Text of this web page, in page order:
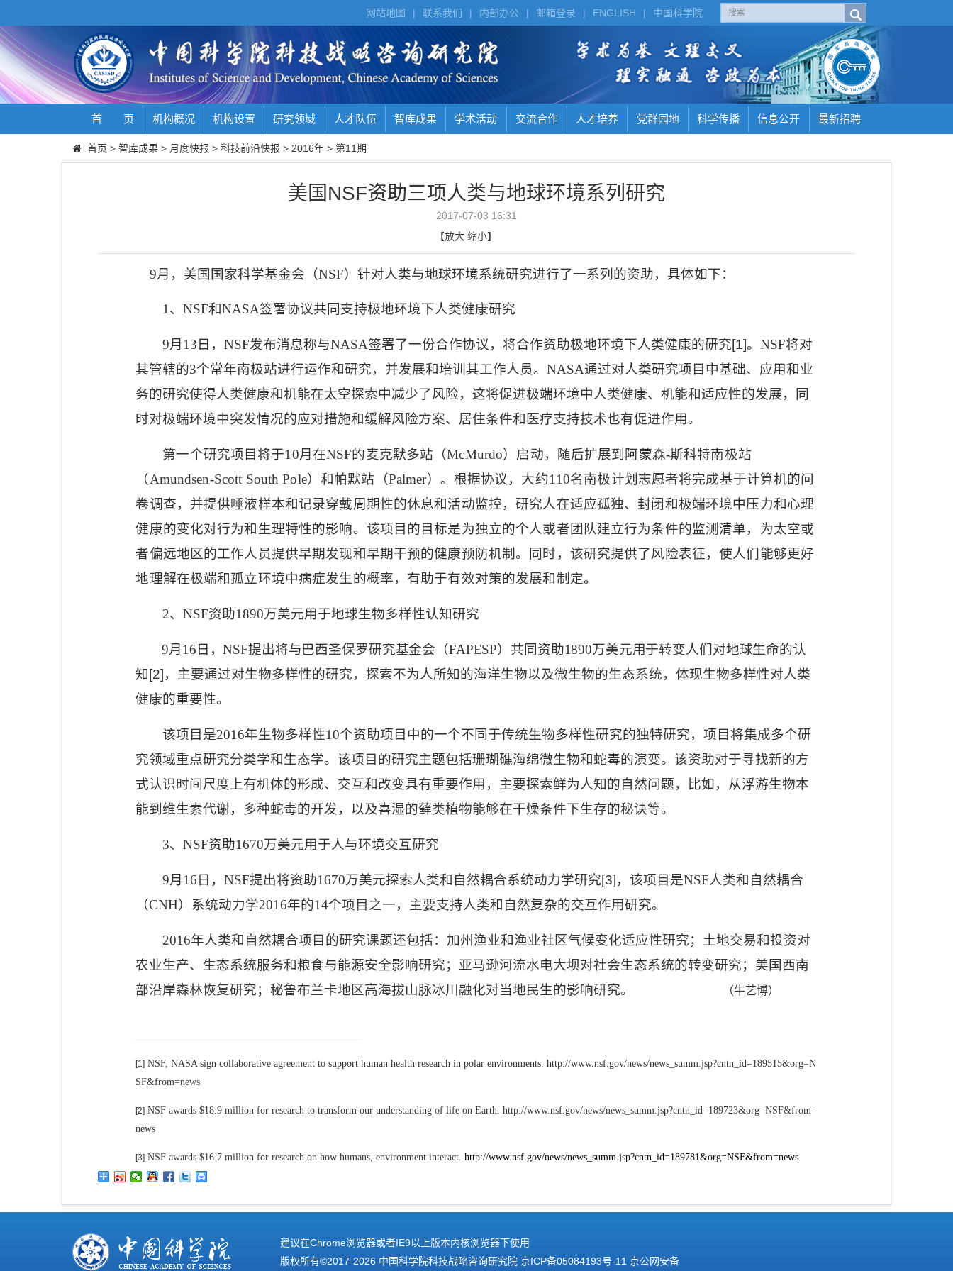
中国科学院
|
ENGLISH
|
邮箱登录
|
内部办公
|
联系我们
|
网站地图
首 页 机构概况 机构设置 研究领域 人才队伍 智库成果 学术活动 交流合作 人才培养 党群园地 科学传播 信息公开 最新招聘
首页 > 智库成果 > 月度快报 > 科技前沿快报 > 2016年 > 第11期
美国NSF资助三项人类与地球环境系列研究
2017-07-03 16:31
【放大 缩小】
9月，美国国家科学基金会（NSF）针对人类与地球环境系统研究进行了一系列的资助，具体如下：
1 、 NSF和NASA签署协议共同支持极地环境下人类健康研究
9月 13 日， NSF发布消息称与NASA签署了一份合作协议，将合作资助极地环境下人类健康的研究[1]。 NSF将对
其管辖的3个常年南极站进行运作和研究，并发展和培训其工作人员。NASA通过对人类研究项目中基础、应用和业
务的研究使得人类健康和机能在太空探索中减少了风险，这将促进极端环境中人类健康、机能和适应性的发展，同
时对极端环境中突发情况的应对措施和缓解风险方案、居住条件和医疗支持技术也有促进作用。
第一个研究项目将于10月在NSF的麦克默多站（McMurdo）启动，随后扩展到阿蒙森-斯科特南极站
（Amundsen-Scott South Pole）和帕默站（Palmer）。根据协议，大约110名南极计划志愿者将完成基于计算机的问
卷调查，并提供唾液样本和记录穿戴周期性的休息和活动监控，研究人在适应孤独、封闭和极端环境中压力和心理
健康的变化对行为和生理特性的影响。该项目的目标是为独立的个人或者团队建立行为条件的监测清单，为太空或
者偏远地区的工作人员提供早期发现和早期干预的健康预防机制。同时，该研究提供了风险表征，使人们能够更好
地理解在极端和孤立环境中病症发生的概率，有助于有效对策的发展和制定。
2、 NSF资助1890万美元用于地球生物多样性认知研究
9月 16 日，NSF提出将与巴西圣保罗研究基金会（FAPESP）共同资助1890万美元用于转变人们对地球生命的认
知 [2] ，主要通过对生物多样性的研究，探索不为人所知的海洋生物以及微生物的生态系统，体现生物多样性对人类
健康的重要性。
该项目是2016年生物多样性10个资助项目中的一个不同于传统生物多样性研究的独特研究，项目将集成多个研
究领域重点研究分类学和生态学。该项目的研究主题包括珊瑚礁海绵微生物和蛇毒的演变。该资助对于寻找新的方
式认识时间尺度上有机体的形成、交互和改变具有重要作用，主要探索鲜为人知的自然问题，比如，从浮游生物本
能到维生素代谢，多种蛇毒的开发，以及喜湿的藓类植物能够在干燥条件下生存的秘诀等。
3、 NSF资助1670万美元用于人与环境交互研究
9月 16 日， NSF提出将资助1670万美元探索人类和自然耦合系统动力学研究[3] ，该项目是NSF人类和自然耦合
（CNH）系统动力学2016年的14个项目之一，主要支持人类和自然复杂的交互作用研究。
2016年人类和自然耦合项目的研究课题还包括：加州渔业和渔业社区气候变化适应性研究；土地交易和投资对
农业生产、生态系统服务和粮食与能源安全影响研究；亚马逊河流水电大坝对社会生态系统的转变研究；美国西南
部沿岸森林恢复研究；秘鲁布兰卡地区高海拔山脉冰川融化对当地民生的影响研究。
（牛艺博）
[1] NSF, NASA sign collaborative agreement to support human health research in polar environments. http://www.nsf.gov/news/news_summ.jsp?cntn_id=189515&org=N
SF&from=news
[2] NSF awards $18.9 million for research to transform our understanding of life on Earth. http://www.nsf.gov/news/news_summ.jsp?cntn_id=189723&org=NSF&from=
news
[3] NSF awards $16.7 million for research on how humans, environment interact.http://www.nsf.gov/news/news_summ.jsp?cntn_id=189781&org=NSF&from=news
建议在Chrome浏览器或者IE9以上版本内核浏览器下使用
版权所有©2017-2026 中国科学院科技战略咨询研究院 京ICP备05084193号-11 京公网安备